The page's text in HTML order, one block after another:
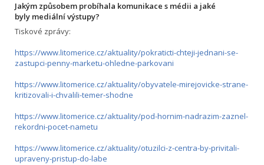
Jakým způsobem probíhala komunikace s médii a jaké
byly mediální výstupy?
Tiskové zprávy:
https://www.litomerice.cz/aktuality/pokraticti-chteji-jednani-se-
zastupci-penny-marketu-ohledne-parkovani
https://www.litomerice.cz/aktuality/obyvatele-mirejovicke-strane-
kritizovali-i-chvalili-temer-shodne
https://www.litomerice.cz/aktuality/pod-hornim-nadrazim-zaznel-
rekordni-pocet-nametu
https://www.litomerice.cz/aktuality/otuzilci-z-centra-by-privitali-
upraveny-pristup-do-labe